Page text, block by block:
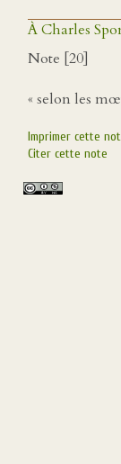
À Charles
Note [20]
« selon les
Imprimer cette
Citer cette note